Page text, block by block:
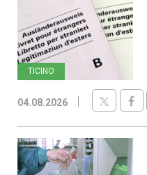
TICINO
04.08.2026